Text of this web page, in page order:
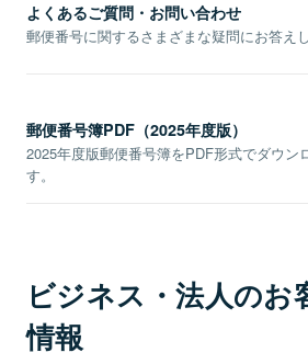
よくあるご質問・お問い合わせ
郵便番号に関するさまざまな疑問にお答えし
郵便番号簿PDF（2025年度版）
2025年度版郵便番号簿をPDF形式でダウン
す。
ビジネス・法人のお
情報